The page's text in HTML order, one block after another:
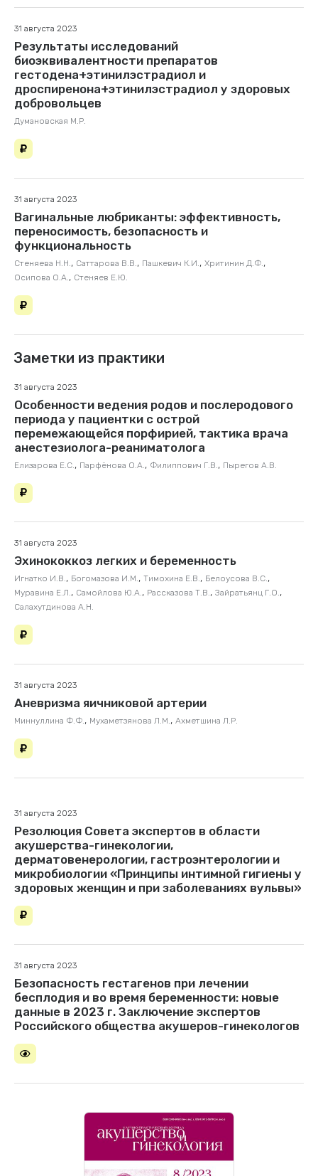
31 августа 2023
Результаты исследований
биоэквивалентности препаратов
гестодена+этинилэстрадиол и
дроспиренона+этинилэстрадиол у здоровых
добровольцев
Думановская М.Р.
31 августа 2023
Вагинальные любриканты: эффективность,
переносимость, безопасность и
функциональность
Стеняева Н.Н., Саттарова В.В., Пашкевич К.И., Хритинин Д.Ф.,
Осипова О.А., Стеняев Е.Ю.
Заметки из практики
31 августа 2023
Особенности ведения родов и послеродового
периода у пациентки с острой
перемежающейся порфирией, тактика врача
анестезиолога-реаниматолога
Елизарова Е.С. , Парфёнова О.А. , Филиппович Г.В. , Пырегов А.В.
31 августа 2023
Эхинококкоз легких и беременность
Игнатко И.В., Богомазова И.М., Тимохина Е.В., Белоусова В.С.,
Муравина Е.Л., Самойлова Ю.А., Рассказова Т.В., Зайратьянц Г.О.,
Салахутдинова А.Н.
31 августа 2023
Аневризма яичниковой артерии
Миннуллина Ф.Ф., Мухаметзянова Л.М., Ахметшина Л.Р.
31 августа 2023
Резолюция Совета экспертов в области
акушерства-гинекологии,
дерматовенерологии, гастроэнтерологии и
микробиологии «Принципы интимной гигиены у
здоровых женщин и при заболеваниях вульвы»
31 августа 2023
Безопасность гестагенов при лечении
бесплодия и во время беременности: новые
данные в 2023 г. Заключение экспертов
Российского общества акушеров-гинекологов